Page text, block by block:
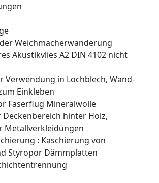
Weichmacherwanderung
Akustikvlies A2 DIN 4102 nicht
Verwendung in Lochblech, Wand-
Einkleben
Faserflug Mineralwolle
Deckenbereich hinter Holz,
Metallverkleidungen
: Kaschierung von
Styropor Dämmplatten